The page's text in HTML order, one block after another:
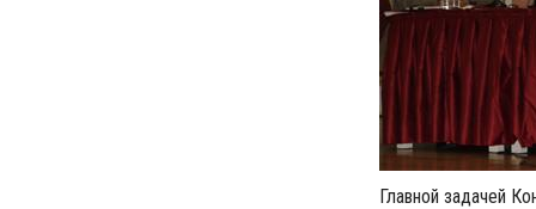
Главной задачей